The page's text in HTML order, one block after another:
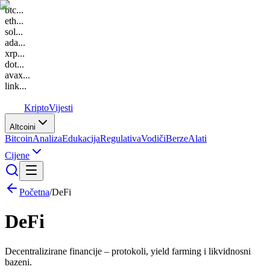
btc...
eth...
sol...
ada...
xrp...
dot...
avax...
link...
KriptoVijesti
Altcoini
BitcoinAnalizaEdukacijaRegulativaVodičiBerzeAlati
Cijene
Početna/DeFi
DeFi
Decentralizirane financije – protokoli, yield farming i likvidnosni
bazeni.